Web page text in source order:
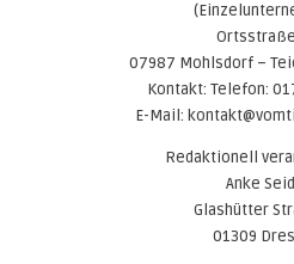
07987 Mohlsdorf –
Kontakt: Telefon:
E-Mail:
Redaktionell
Anke
Glashütter
01309